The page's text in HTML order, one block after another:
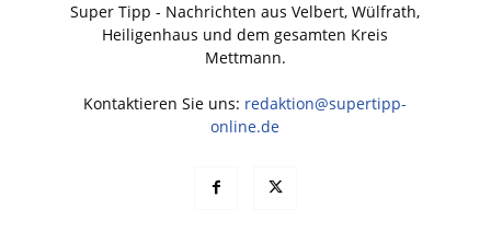
Super Tipp - Nachrichten aus Velbert, Wülfrath,
Heiligenhaus und dem gesamten Kreis
Mettmann.
Kontaktieren Sie uns: redaktion@supertipp-
online.de